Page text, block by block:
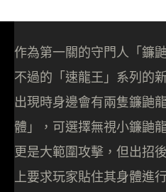
作為第一關的守門人「鐮
不過的「速龍王」系列的
出現時身邊會有兩隻鐮鼬
體」，可選擇無視小鐮鼬
更是大範圍攻擊，但出招
上要求玩家貼住其身體進